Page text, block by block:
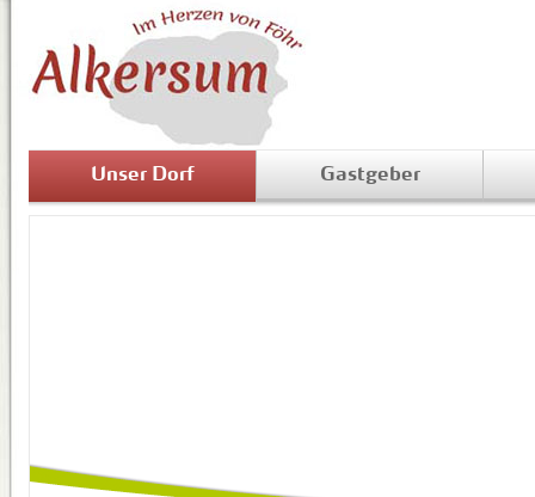
Unser Dorf Gastgeber